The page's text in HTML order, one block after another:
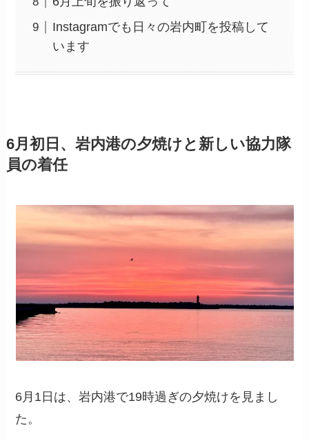
Instagramでも日々の岩内町を投稿して
います
6月初日、岩内港の夕焼けと新しい協力隊
員の着任
6月1日は、岩内港で19時過ぎの夕焼けを見まし
た。